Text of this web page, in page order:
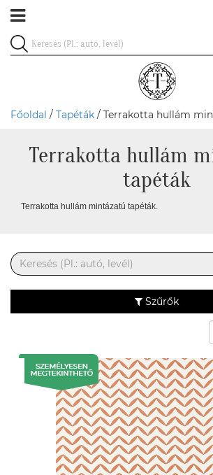
Főoldal / Tapéták / Terrakotta hullám
Terrakotta hullám
tapéták
Terrakotta hullám mintázatú tapéták.
Szűrők